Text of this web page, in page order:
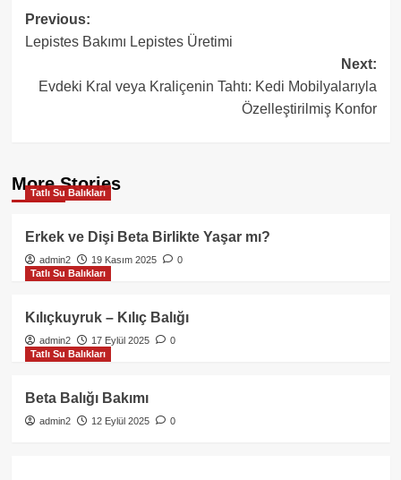
Post
navigation
Previous:
Lepistes Bakımı Lepistes Üretimi
Next:
Evdeki Kral veya Kraliçenin Tahtı: Kedi Mobilyalarıyla
Özelleştirilmiş Konfor
More Stories
Tatlı Su Balıkları
Erkek ve Dişi Beta Birlikte Yaşar mı?
admin2 19 Kasım 2025
0
Tatlı Su Balıkları
Kılıçkuyruk – Kılıç Balığı
admin2 17 Eylül 2025
0
Tatlı Su Balıkları
Beta Balığı Bakımı
admin2 12 Eylül 2025 0